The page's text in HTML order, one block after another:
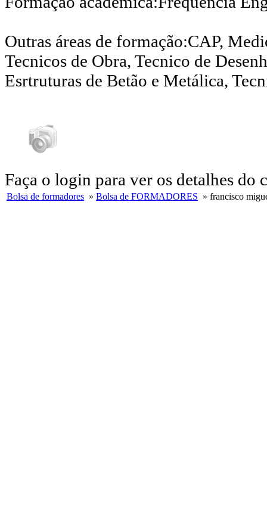
Outras áreas de formação:CAP,
Tecnicos de Obra, Tecnico de
Esrtruturas de Betão e Metálica,
Faça o login para ver os detalhes do
Bolsa de formadores » Bolsa de FORMADORES » francisco